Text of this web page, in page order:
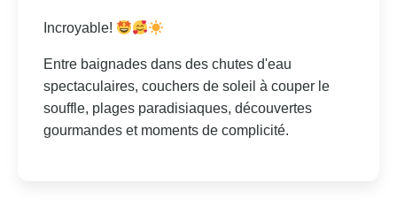
Incroyable!
Entre baignades dans des chutes d'eau
spectaculaires, couchers de soleil à couper le
souffle, plages paradisiaques, découvertes
gourmandes et moments de complicité.